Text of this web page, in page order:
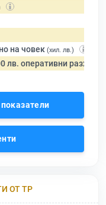
на човек (хил. лв.)
лв. оперативни разходи
ОТ ТР